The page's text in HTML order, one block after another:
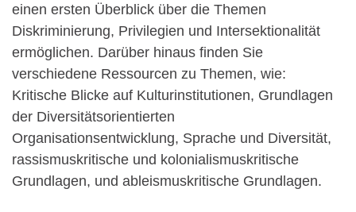
einen ersten Überblick über die Themen
Diskriminierung, Privilegien und Intersektionalität
ermöglichen. Darüber hinaus finden Sie
verschiedene Ressourcen zu Themen, wie:
Kritische Blicke auf Kulturinstitutionen, Grundlagen
der Diversitätsorientierten
Organisationsentwicklung, Sprache und Diversität,
rassismuskritische und kolonialismuskritische
Grundlagen, und ableismuskritische Grundlagen.